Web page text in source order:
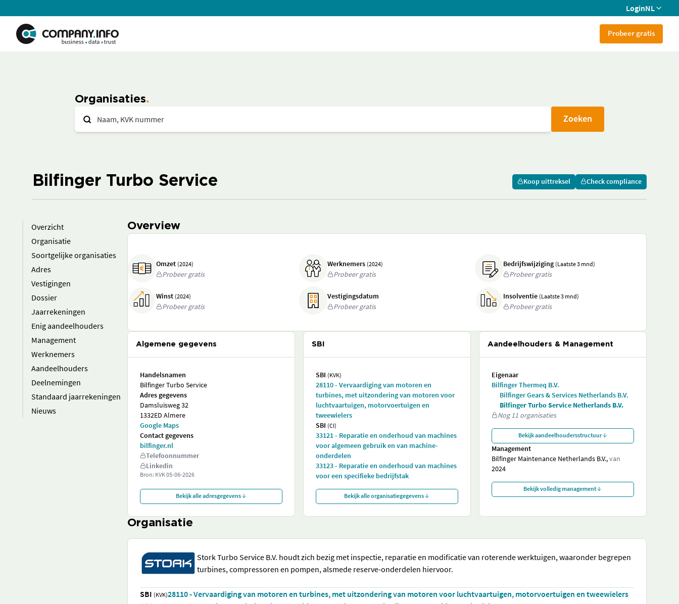
LoginNL
Probeer gratis
Organisaties
Zoeken
Bilfinger Turbo Service Koop uittreksel Check compliance
Overzicht
Organisatie
Soortgelijke organisaties
Adres
Vestigingen
Dossier
Jaarrekeningen
Enig aandeelhouders
Management
Werknemers
Aandeelhouders
Deelnemingen
Standaard jaarrekeningen
Nieuws
Overview
Omzet (2024)
Probeer gratis
Werknemers (2024)
Probeer gratis
Bedrijfswijziging (Laatste 3 mnd)
Probeer gratis
Winst (2024)
Probeer gratis
Vestigingsdatum
Probeer gratis
Insolventie (Laatste 3 mnd)
Probeer gratis
Algemene gegevens
Handelsnamen
Bilfinger Turbo Service
Adres gegevens
Damsluisweg 32
1332ED Almere
Google Maps
Contact gegevens
bilfinger.nl
Telefoonnummer
Linkedin
Bron: KVK05-06-2026
Bekijk alle adresgegevens
SBI
SBI (KVK)
28110 - Vervaardiging van motoren en
turbines, met uitzondering van motoren voor
luchtvaartuigen, motorvoertuigen en
tweewielers
SBI (CI)
33121 - Reparatie en onderhoud van machines
voor algemeen gebruik en van machine-
onderdelen
33123 - Reparatie en onderhoud van machines
voor een specifieke bedrijfstak
Bekijk alle organisatiegegevens
Aandeelhouders & Management
Eigenaar
Bilfinger Thermeq B.V.
Bilfinger Gears & Services Netherlands B.V.
Bilfinger Turbo Service Netherlands B.V.
Nog 11 organisaties
Bekijk aandeelhoudersstructuur
Management
Bilfinger Maintenance Netherlands B.V.,van
2024
Bekijk volledig management
Organisatie
Stork Turbo Service B.V. houdt zich bezig met inspectie, reparatie en modificatie van roterende werktuigen, waaronder begrepen
turbines, compressoren en pompen, alsmede reserve-onderdelen hiervoor.
SBI (KVK)28110 - Vervaardiging van motoren en turbines, met uitzondering van motoren voor luchtvaartuigen, motorvoertuigen en tweewielers